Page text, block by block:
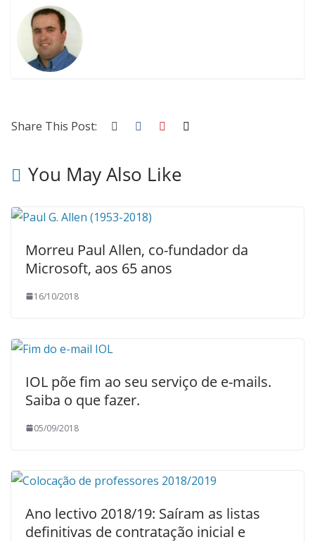
Share This Post:
You May Also Like
Morreu Paul Allen, co-fundador da
Microsoft, aos 65 anos
16/10/2018
IOL põe fim ao seu serviço de e-mails.
Saiba o que fazer.
05/09/2018
Ano lectivo 2018/19: Saíram as listas
definitivas de contratação inicial e